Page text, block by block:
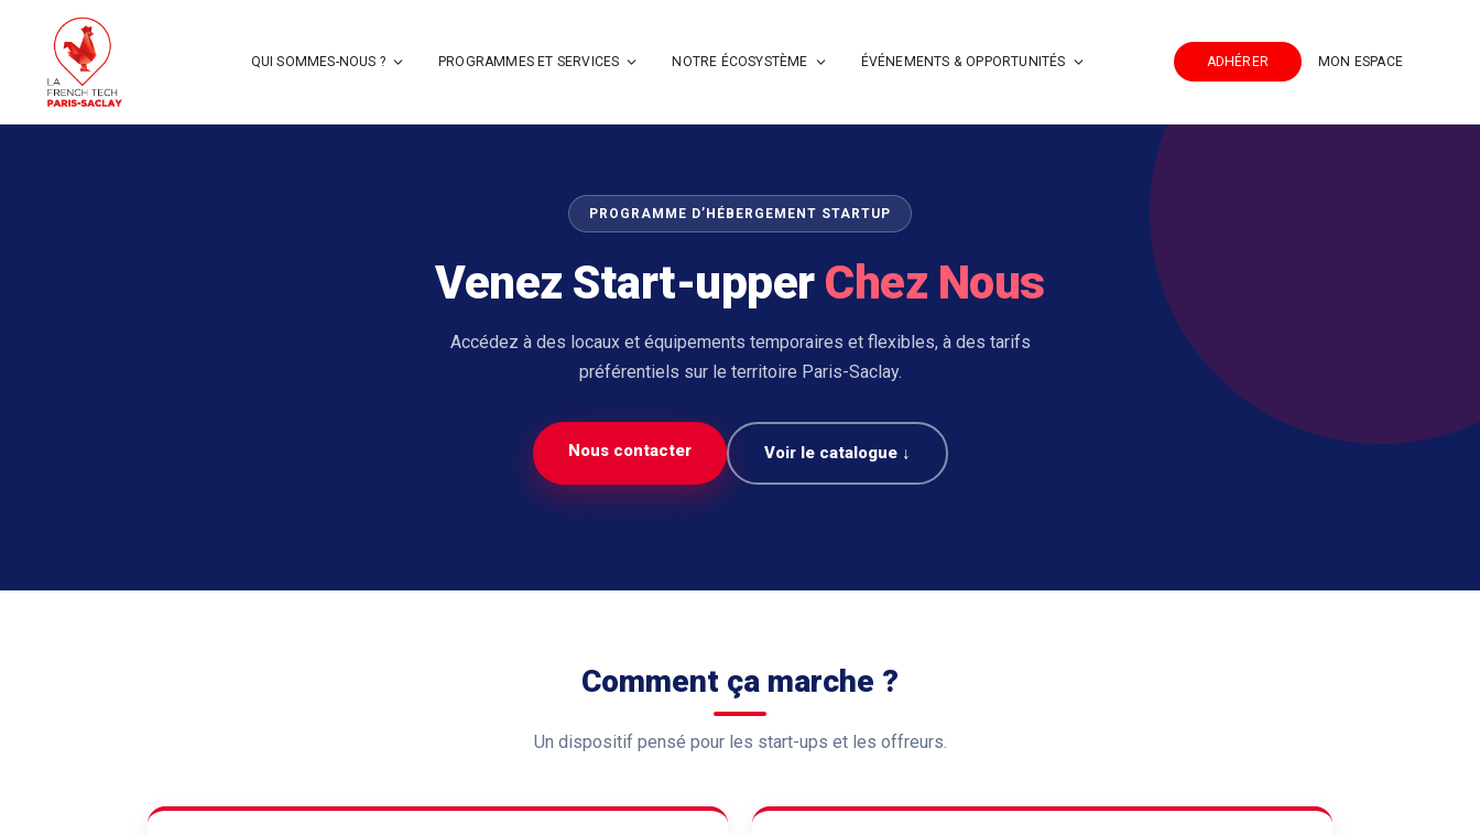
QUI SOMMES-NOUS ? PROGRAMMES ET SERVICES NOTRE ÉCOSYSTÈME ÉVÉNEMENTS & OPPORTUNITÉS ADHÉRER MON ESPACE
PROGRAMME D’HÉBERGEMENT STARTUP
Venez Start-upper Chez Nous
Accédez à des locaux et équipements temporaires et flexibles, à des tarifs
préférentiels sur le territoire Paris-Saclay.
Nous contacter Voir le catalogue ↓
Comment ça marche ?
Un dispositif pensé pour les start-ups et les offreurs.